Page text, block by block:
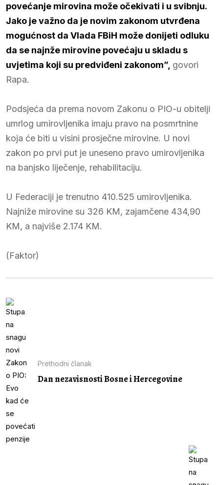
povećanje mirovina može očekivati i u svibnju.
Jako je važno da je novim zakonom utvrđena
mogućnost da Vlada FBiH može donijeti odluku
da se najnže mirovine povećaju u skladu s
uvjetima koji su predviđeni zakonom”, govori
Rapa.
Podsjeća da prema novom Zakonu o PIO-u obitelji
umrlog umirovljenika imaju pravo na posmrtnine
koja će biti u visini prosječne mirovine. U novi
zakon po prvi put je uneseno pravo umirovljenika
na banjsko liječenje, rehabilitaciju.
U Federaciji je trenutno 410.525 umirovljenika.
Najniže mirovine su 326 KM, zajamčene 434,90
KM, a najviše 2.174 KM.
(Faktor)
Prethodni članak
Dan nezavisnosti Bosne i Hercegovine